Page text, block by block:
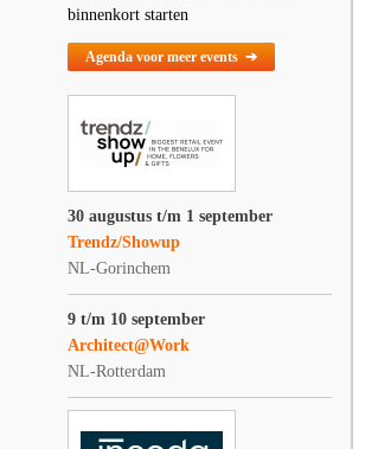
binnenkort starten
Agenda voor meer events ➔
30 augustus t/m 1 september
Trendz/Showup
NL-Gorinchem
9 t/m 10 september
Architect@Work
NL-Rotterdam